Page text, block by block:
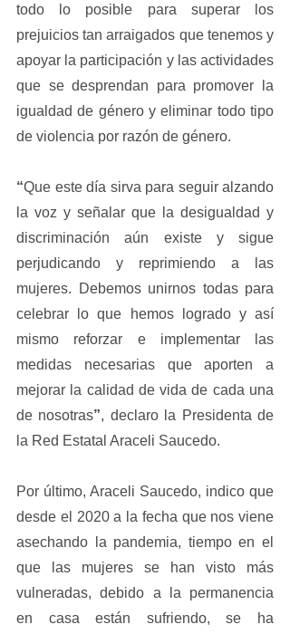
todo lo posible para superar los
prejuicios tan arraigados que tenemos y
apoyar la participación y las actividades
que se desprendan para promover la
igualdad de género y eliminar todo tipo
de violencia por razón de género.
“Que este día sirva para seguir alzando
la voz y señalar que la desigualdad y
discriminación aún existe y sigue
perjudicando y reprimiendo a las
mujeres. Debemos unirnos todas para
celebrar lo que hemos logrado y así
mismo reforzar e implementar las
medidas necesarias que aporten a
mejorar la calidad de vida de cada una
de nosotras”, declaro la Presidenta de
la Red Estatal Araceli Saucedo.
Por último, Araceli Saucedo, indico que
desde el 2020 a la fecha que nos viene
asechando la pandemia, tiempo en el
que las mujeres se han visto más
vulneradas, debido a la permanencia
en casa están sufriendo, se ha